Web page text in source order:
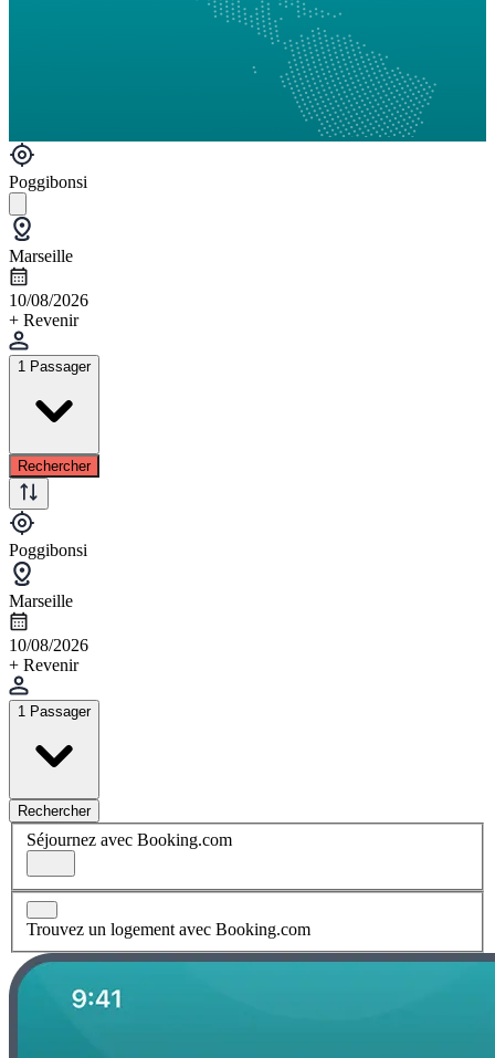
Poggibonsi
Marseille
10/08/2026
+ Revenir
1 Passager
Rechercher
Poggibonsi
Marseille
10/08/2026
+ Revenir
1 Passager
Rechercher
Séjournez avec Booking.com
Trouvez un logement avec Booking.com